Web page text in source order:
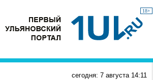
18+
До +34 градусов раскалится воздух в
Ульяновской области в субботу
сегодня: 7 августа 14:11